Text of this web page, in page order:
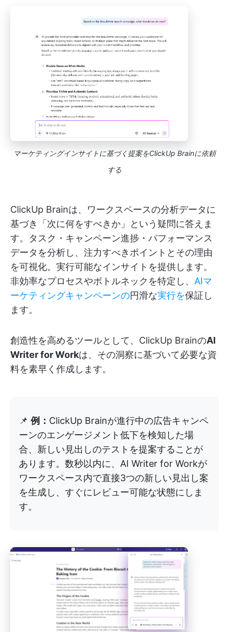
マーケティングインサイトに基づく提案をClickUp Brainに依頼
する
ClickUp Brainは、ワークスペースの分析データに
基づき「次に何をすべきか」という疑問に答えま
す。タスク・キャンペーン進捗・パフォーマンス
データを分析し、注力すべきポイントとその理由
を可視化。実行可能なインサイトを提供します。
非効率なプロセスやボトルネックを特定し、 AIマ
ーケティングキャンペーンの円滑な実行を保証し
ます。
創造性を高めるツールとして、ClickUp BrainのAI
Writer for Workは、その洞察に基づいて必要な資
料を素早く作成します。
📌 例： ClickUp Brainが進行中の広告キャンペ
ーンのエンゲージメント低下を検知した場
合、新しい見出しのテストを提案することが
あります。数秒以内に、AI Writer for Workが
ワークスペース内で直接3つの新しい見出し案
を生成し、すぐにレビュー可能な状態にしま
す。